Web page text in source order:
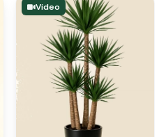
Video